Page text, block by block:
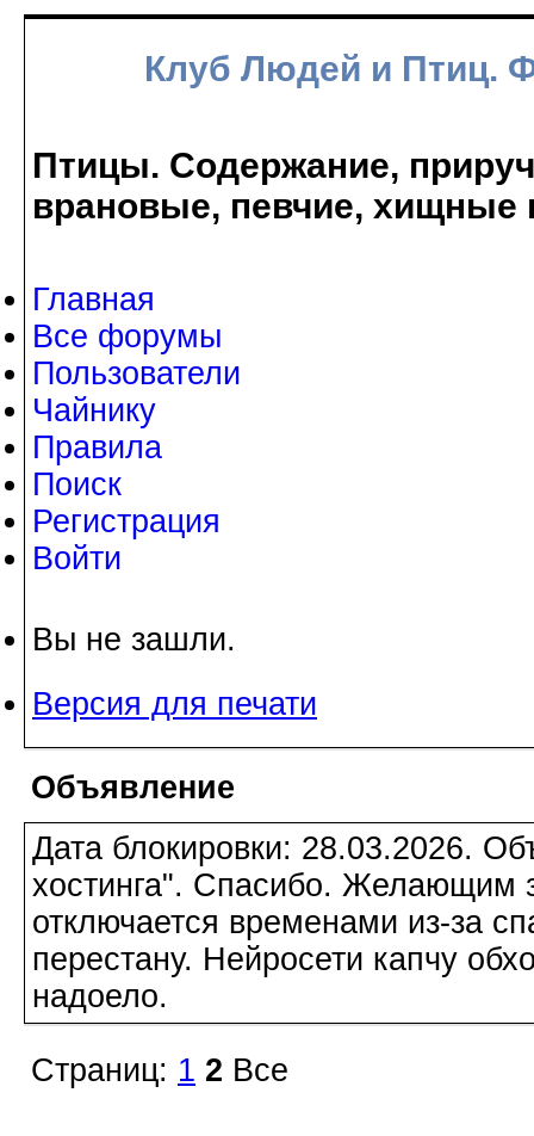
Клуб Людей и Птиц.
Птицы. Содержание,
врановые, певчие, хищные
Главная
Все форумы
Пользователи
Чайнику
Правила
Поиск
Регистрация
Войти
Вы не зашли.
Версия для печати
Объявление
Дата блокировки: 28.03.2026.
хостинга". Спасибо. Желающим
отключается временами из-за
перестану. Нейросети капчу
надоело.
Страниц: 1 2 Все